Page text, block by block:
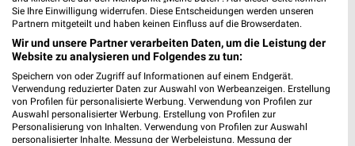
Nächste Filiale
Tchibo Filiale mit Kaffee Bar Berlin
Alexanderplatz 2
10178 Berlin
Heute 09:00 - 20:00 Uhr | Geöffnet
0,68 km • Angebote: 5 Prospekte
Sie Ihre Einwilligung widerrufen. Diese Entscheidungen werden unseren
Partnern mitgeteilt und haben keinen Einfluss auf die Browserdaten.
Wir und unsere Partner verarbeiten Daten, um die Leistung der
Website zu analysieren und Folgendes zu tun:
Speichern von oder Zugriff auf Informationen auf einem Endgerät.
Verwendung reduzierter Daten zur Auswahl von Werbeanzeigen. Erstellung
von Profilen für personalisierte Werbung. Verwendung von Profilen zur
Auswahl personalisierter Werbung. Erstellung von Profilen zur
Personalisierung von Inhalten. Verwendung von Profilen zur Auswahl
personalisierter Inhalte. Messung der Werbeleistung. Messung der